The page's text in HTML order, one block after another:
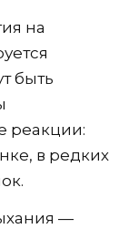
на
быть
реакции:
в редких
—